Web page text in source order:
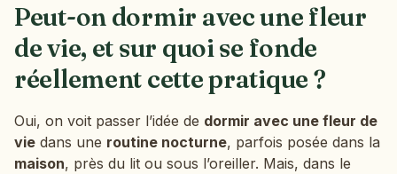
Peut-on dormir avec une fleur
de vie, et sur quoi se fonde
réellement cette pratique ?
Oui, on voit passer l’idée de dormir avec une fleur de
vie dans une routine nocturne, parfois posée dans la
maison, près du lit ou sous l’oreiller. Mais, dans le